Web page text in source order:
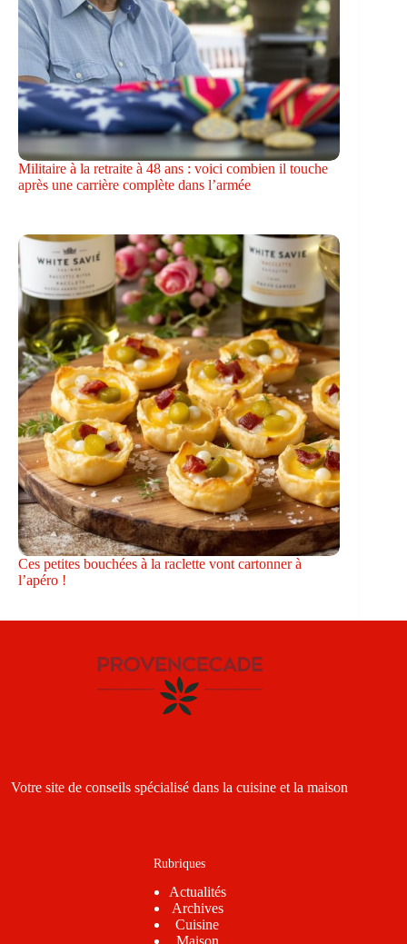
Militaire à la retraite à 48 ans : voici combien il touche
après une carrière complète dans l’armée
Ces petites bouchées à la raclette vont cartonner à
l’apéro !
Votre site de conseils spécialisé dans la cuisine et la maison
Rubriques
Actualités
Archives
Cuisine